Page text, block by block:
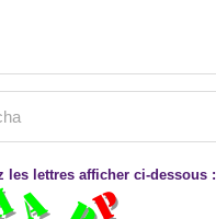
les lettres afficher ci-dessous :